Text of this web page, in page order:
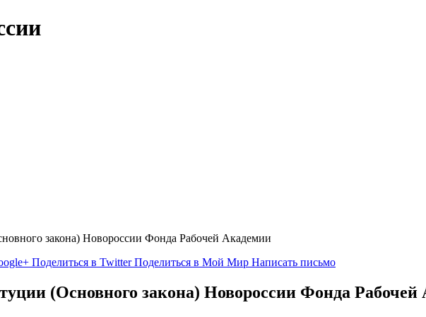
закона) Новороссии Фонда Рабочей Академии
Поделиться в Twitter Поделиться в Мой Мир Написать письмо
(Основного закона) Новороссии Фонда